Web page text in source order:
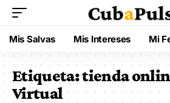
Mis Salvas Mis Intereses Mi
Etiqueta:tienda
Virtual